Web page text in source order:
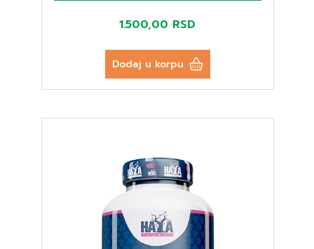
1.500,00 RSD
Dodaj u korpu